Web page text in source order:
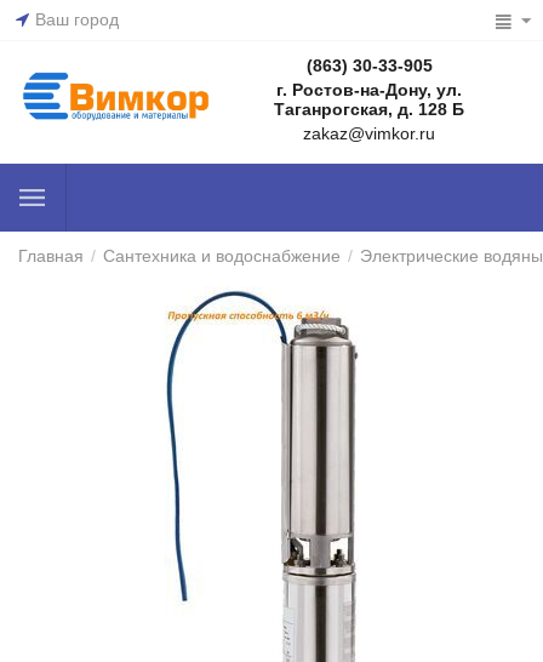
Ваш город
(863) 30-33-905
г. Ростов-на-Дону, ул.
Таганрогская, д. 128 Б
zakaz@vimkor.ru
Главная / Сантехника и водоснабжение / Электрические